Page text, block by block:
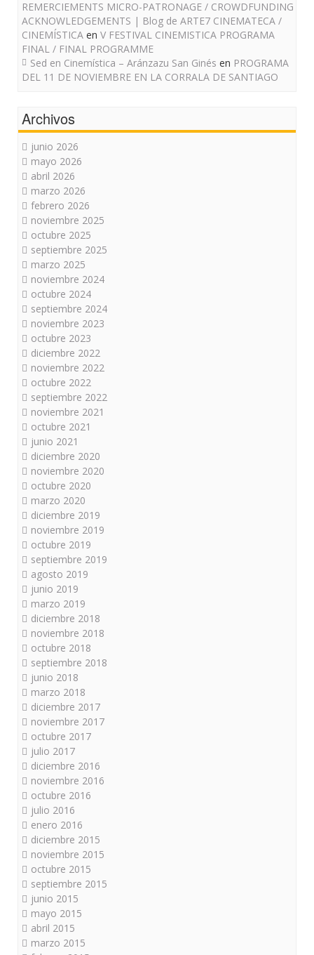
REMERCIEMENTS MICRO-PATRONAGE / CROWDFUNDING
ACKNOWLEDGEMENTS | Blog de ARTE7 CINEMATECA /
CINEMÍSTICA en V FESTIVAL CINEMISTICA PROGRAMA
FINAL / FINAL PROGRAMME
Sed en Cinemística – Aránzazu San Ginés en PROGRAMA
DEL 11 DE NOVIEMBRE EN LA CORRALA DE SANTIAGO
Archivos
junio 2026
mayo 2026
abril 2026
marzo 2026
febrero 2026
noviembre 2025
octubre 2025
septiembre 2025
marzo 2025
noviembre 2024
octubre 2024
septiembre 2024
noviembre 2023
octubre 2023
diciembre 2022
noviembre 2022
octubre 2022
septiembre 2022
noviembre 2021
octubre 2021
junio 2021
diciembre 2020
noviembre 2020
octubre 2020
marzo 2020
diciembre 2019
noviembre 2019
octubre 2019
septiembre 2019
agosto 2019
junio 2019
marzo 2019
diciembre 2018
noviembre 2018
octubre 2018
septiembre 2018
junio 2018
marzo 2018
diciembre 2017
noviembre 2017
octubre 2017
julio 2017
diciembre 2016
noviembre 2016
octubre 2016
julio 2016
enero 2016
diciembre 2015
noviembre 2015
octubre 2015
septiembre 2015
junio 2015
mayo 2015
abril 2015
marzo 2015